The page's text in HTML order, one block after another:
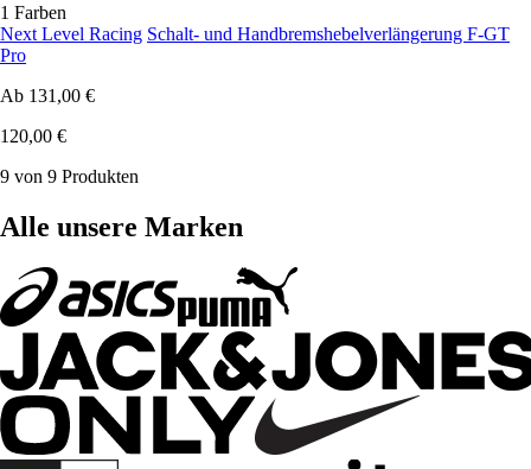
1 Farben
Next Level Racing Schalt- und Handbremshebelverlängerung F-GT
Pro
Ab 131,00 €
120,00 €
9 von 9 Produkten
Alle unsere Marken